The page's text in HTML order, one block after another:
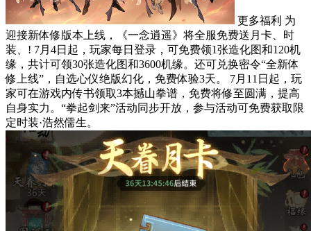
更多福利 为
迎接新体修版本上线，《一念逍遥》将全服免费送月卡、时
装、! 7月4日起，玩家每日登录，可免费领1张造化图和120机
缘，共计可领30张造化图和3600机缘。还可兑换密令“全新体
修上线”，自选心仪绝版幻化，免费体验3天。 7月11日起，玩
家可在游戏内传书领取3本撼山拳谱，免费将修至圆满，提高
自身实力。“拳起剑来”活动同步开放，参与活动可免费获取限
定时装·浩然儒生。